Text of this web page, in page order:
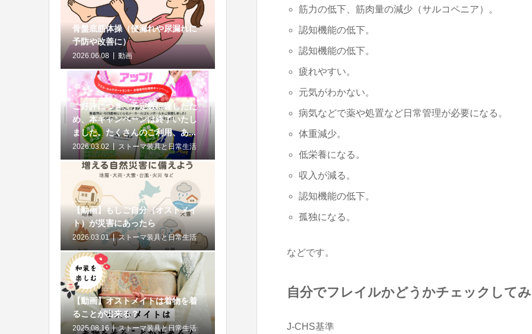
筋力の低下、筋肉量の減少（サルコペニア）。
認知機能の低下。
認知機能の低下。
疲れやすい。
元気がわかない。
病気などで薬や処置など日常管理が必要になる。
体重減少。
低栄養になる。
収入が減る。
認知機能の低下。
孤独になる。
などです。
自分でフレイルかどうかチェックして
J-CHS基準
骨盤底筋体操（便漏れや尿漏れに
予防や改善に）
2026.06.08 動画
ご好評につき、予定数に達したた
め、本キャンペーンは終了いたし
ました。たくさんのご利用、あ...
2026.03.02 ストーマ装具と日常生活
【動画】もしご自分（オストメイ
ト）が災害にあったら
2026.03.01 ストーマ装具と日常生活
【動画】オストメイトは着物を着
ることが出来る？
2025.08.16 ストーマ装具と日常生活